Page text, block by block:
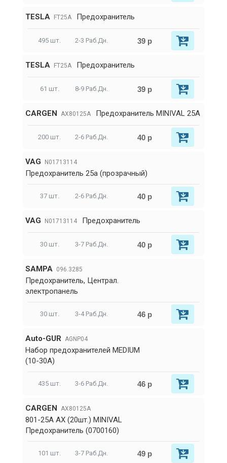
TESLA FT25A Предохранитель
495 шт. 2-3 Раб.Дн. 39 р
TESLA FT25A Предохранитель
61 шт. 8-9 Раб.Дн. 39 р
CARGEN AX80125A Предохранитель MINIVAL 25A
200 шт. 2-6 Раб.Дн. 40 р
VAG N01713114
Предохранитель 25a (прозрачный)
37 шт. 2-6 Раб.Дн. 40 р
VAG N01713114 Предохранитель
30 шт. 3-7 Раб.Дн. 40 р
SAMPA 096.3285
Предохранитель, Централ.
электропанель
30 шт. 3-4 Раб.Дн. 46 р
Auto-GUR AGNP04
Набор предохранителей MEDIUM
(10-30А)
435 шт. 3-6 Раб.Дн. 46 р
CARGEN AX80125A
801-25А AX (20шт.) MINIVAL
Предохранитель (0700160)
101 шт. 3-7 Раб.Дн. 49 р